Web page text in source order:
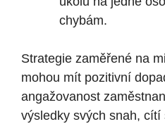
chybám.
Strategie zaměřené na
mohou mít pozitivní
angažovanost
výsledky svých snah,